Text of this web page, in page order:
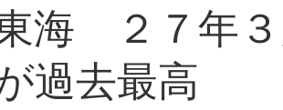
海 ２７年
過去最高